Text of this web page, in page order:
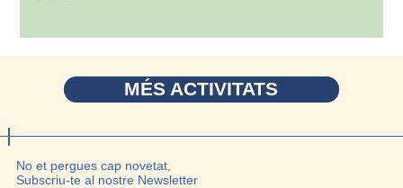
MÉS ACTIVITATS
No et pergues cap novetat,
Subscriu-te al nostre Newsletter